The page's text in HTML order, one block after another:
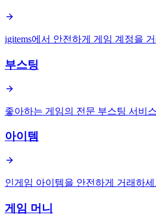
igitems에서 안전하게 게임 계정을
부스팅
좋아하는 게임의 전문 부스팅 서비
아이템
인게임 아이템을 안전하게 거래하세
게임 머니